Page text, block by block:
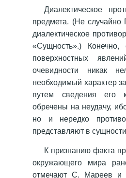
Диалектическое
предмета. (Не случайно
диалектическое
«Сущность».)
поверхностных
очевидности никак
необходимый характер
путем сведения его к
обречены на неудачу,
но и нередко
представляют в
К признанию факта
окружающего мира
отмечают С. Мареев и